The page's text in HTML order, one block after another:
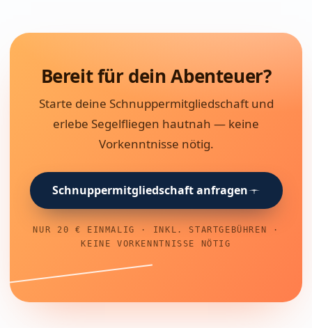
Werkstatt
Jugend bei der LSG
Bereit für dein Abenteuer?
Starte deine Schnuppermitgliedschaft und
erlebe Segelfliegen hautnah — keine
Vorkenntnisse nötig.
Schnuppermitgliedschaft anfragen
NUR 20 € EINMALIG · INKL. STARTGEBÜHREN ·
KEINE VORKENNTNISSE NÖTIG